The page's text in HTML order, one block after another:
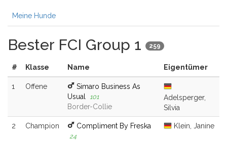
Meine Hunde
Bester FCI Group 1 259
# Klasse Name Eigentümer
1 Offene
Simaro Business As
Usual 101
Border-Collie
Adelsperger,
Silvia
2 Champion Compliment By Freska
24
Klein, Janine